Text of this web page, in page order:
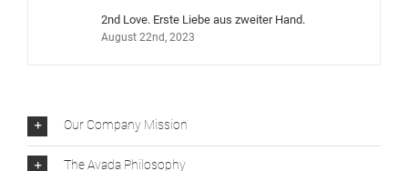
2nd Love. Erste Liebe aus zweiter Hand.
August 22nd, 2023
Our Company Mission
The Avada Philosophy